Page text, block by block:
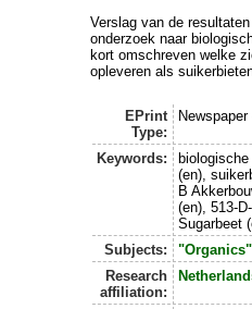
Verslag van de
onderzoek naar
kort omschreven welke
opleveren als
EPrint
Type:
Keywords:
(en),
B
(en), 513-
Sugarbeet
Subjects:
Research
affiliation: